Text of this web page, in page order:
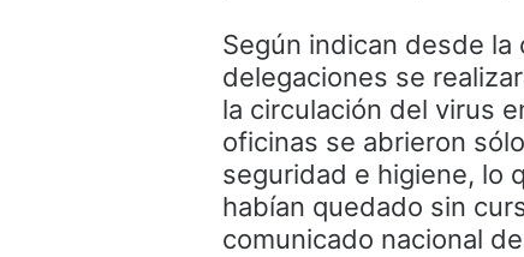
Según indican desde
delegaciones se
la circulación del virus
oficinas se abrieron
seguridad e higiene, lo
habían quedado sin
comunicado nacional